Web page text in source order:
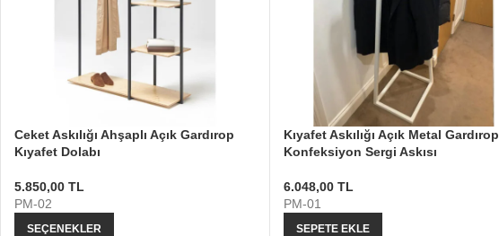
Ceket Askılığı Ahşaplı Açık Gardırop
Kıyafet Dolabı
5.850,00 TL
PM-02
SEÇENEKLER
Kıyafet Askılığı Açık Metal Gardırop
Konfeksiyon Sergi Askısı
6.048,00 TL
PM-01
SEPETE EKLE